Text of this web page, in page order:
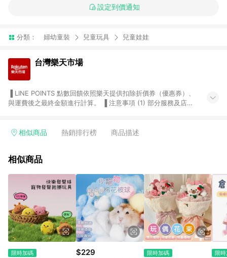
設定到價通知
分類： 婦幼童裝 兒童玩具 兒童娃娃
台灣樂天市場
與運費後之最終金額進行計算。 ▐ 注意事項 (1) 部分服務及店家
Smart mobile、神腦生活、JS巨盛、樂天KOBO電子書，請詳閱
台灣樂天市場，並在同一瀏覽器於24小時內結帳，才享有 LINE
市場 45 天內完成訂單出貨及結帳，則不符合贈點資格。 (4) 如
使用APP、或中途瀏覽比價網、回饋網、Google等其他網頁、或
由網頁版(電腦版/手機版網頁)切換為App都將會造成追蹤中斷而
無法進行 LINE POINTS 回饋。 (5) LINE 購物為購物資訊整合性
平台，商品資料更新會有時間差，如顯示之商品規格、顏色、價
位、贈品與台灣樂天市場銷售網頁不符，以銷售網頁標示為準。
(6) 導購訂單已逾 365 天，根據台灣樂天回饋規定，逾期訂單將
相似商品 熱銷排行榜 商品描述
相似商品
限時加碼 $229 限時加碼 限